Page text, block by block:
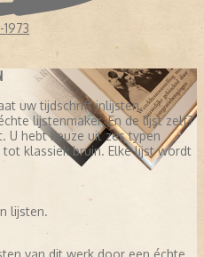
uw tijdschrift inlijsten.
lijstenmaker. En de lijst zelf?
U hebt keuze uit zes typen
klassiek bruin. Elke lijst wordt
lijsten.